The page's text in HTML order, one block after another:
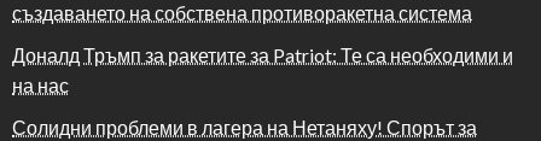
създаването на собствена противоракетна система
Доналд Тръмп за ракетите за Patriot: Те са необходими и
на нас
Солидни проблеми в лагера на Нетаняху! Спорът за